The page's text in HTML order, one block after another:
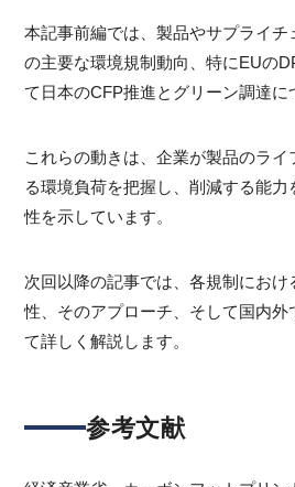
本記事前編では、製品やサプライ
の主要な環境規制動向、特にEUの
て日本のCFP推進とグリーン調達に
これらの動きは、企業が製品のライ
る環境負荷を把握し、削減する能
性を示しています。
次回以降の記事では、各規制にお
性、そのアプローチ、そして国内外
て詳しく解説します。
参考文献